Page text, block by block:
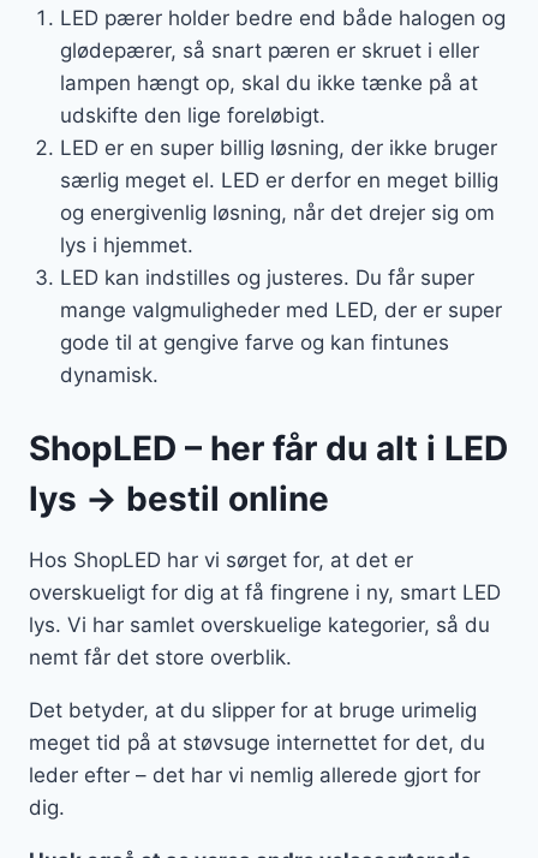
LED pærer holder bedre end både halogen og
glødepærer, så snart pæren er skruet i eller
lampen hængt op, skal du ikke tænke på at
udskifte den lige foreløbigt.
LED er en super billig løsning, der ikke bruger
særlig meget el. LED er derfor en meget billig
og energivenlig løsning, når det drejer sig om
lys i hjemmet.
LED kan indstilles og justeres. Du får super
mange valgmuligheder med LED, der er super
gode til at gengive farve og kan fintunes
dynamisk.
ShopLED – her får du alt i LED
lys → bestil online
Hos ShopLED har vi sørget for, at det er
overskueligt for dig at få fingrene i ny, smart LED
lys. Vi har samlet overskuelige kategorier, så du
nemt får det store overblik.
Det betyder, at du slipper for at bruge urimelig
meget tid på at støvsuge internettet for det, du
leder efter – det har vi nemlig allerede gjort for
dig.